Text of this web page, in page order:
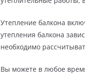
Утепление балкона
утепления балкона
необходимо
Вы можете в любое